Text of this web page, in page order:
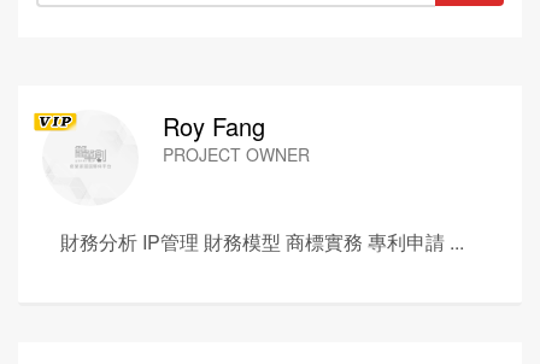
Roy Fang
PROJECT OWNER
財務分析 IP管理 財務模型 商標實務 專利申請 ...